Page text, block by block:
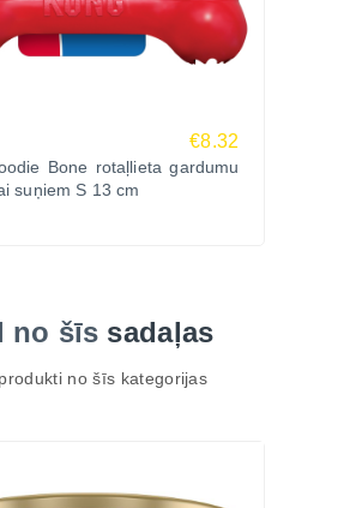
€8.32
Bone rotaļlieta gardumu
suņiem S 13 cm
no šīs sadaļas
no šīs kategorijas